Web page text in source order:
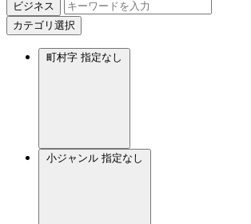
ビジネス
カテゴリ選択
町村字 指定なし
小ジャンル 指定なし